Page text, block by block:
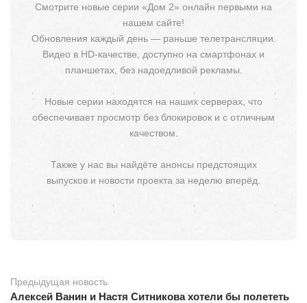
Смотрите новые серии «Дом 2» онлайн первыми на
нашем сайте!
Обновления каждый день — раньше телетрансляции.
Видео в HD-качестве, доступно на смартфонах и
планшетах, без надоедливой рекламы.
Новые серии находятся на наших серверах, что
обеспечивает просмотр без блокировок и с отличным
качеством.
Также у нас вы найдёте анонсы предстоящих
выпусков и новости проекта за неделю вперёд.
Предыдущая новость
Алексей Ванин и Настя Ситникова хотели бы полететь